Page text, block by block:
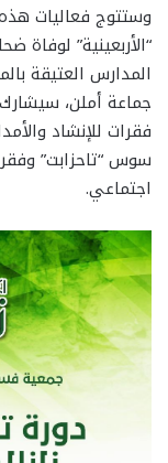
وستتوج فعاليات
“الأربعينية” لوفاة
جماعة أملن،
فقرات للإنشاد
سوس “تاحزابت”
اجتماعي.